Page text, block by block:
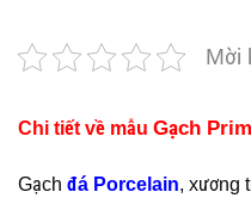
Mời
Chi tiết về mẫu Gạch
Gạch đá Porcelain, xương